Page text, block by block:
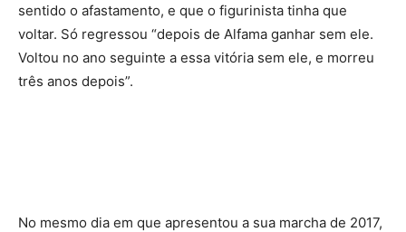
sentido o afastamento, e que o figurinista tinha que
voltar. Só regressou “depois de Alfama ganhar sem ele.
Voltou no ano seguinte a essa vitória sem ele, e morreu
três anos depois”.
No mesmo dia em que apresentou a sua marcha de 2017,